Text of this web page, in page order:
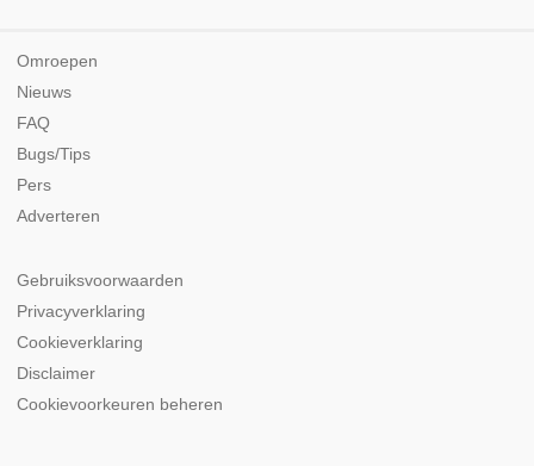
Omroepen
Nieuws
FAQ
Bugs/Tips
Pers
Adverteren
Gebruiksvoorwaarden
Privacyverklaring
Cookieverklaring
Disclaimer
Cookievoorkeuren beheren